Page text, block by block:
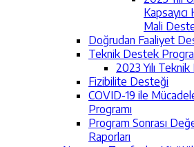
Kapsayıcı
Mali
Doğrudan Faaliyet
Teknik Destek
2023 Yılı
Fizibilite Desteği
COVID-19 ile
Programı
Program Sonrası
Raporları